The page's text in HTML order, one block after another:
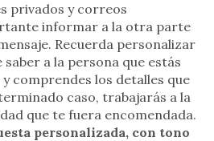
privados y correos
informar a la otra parte
Recuerda personalizar
a la persona que estás
comprendes los detalles que
caso, trabajarás a la
que te fuera encomendada.
personalizada, con tono